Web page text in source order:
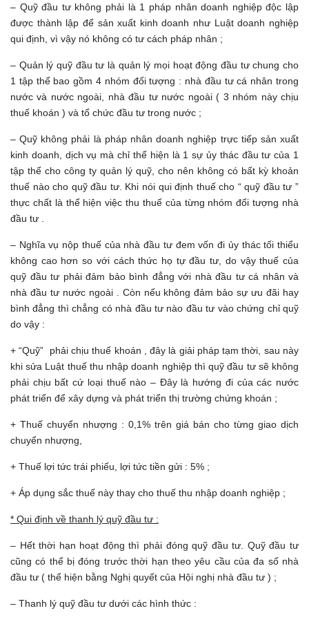
– Quỹ đầu tư không phải là 1 pháp nhân doanh nghiệp độc lập
được thành lập để sản xuất kinh doanh như Luật doanh nghiệp
qui định, vì vậy nó không có tư cách pháp nhân ;
– Quản lý quỹ đầu tư là quản lý mọi hoạt động đầu tư chung cho
1 tập thể bao gồm 4 nhóm đối tượng : nhà đầu tư cá nhân trong
nước và nước ngoài, nhà đầu tư nước ngoài ( 3 nhóm này chịu
thuế khoán ) và tổ chức đầu tư trong nước ;
– Quỹ không phải là pháp nhân doanh nghiệp trực tiếp sản xuất
kinh doanh, dịch vụ mà chỉ thể hiện là 1 sự ủy thác đầu tư của 1
tập thể cho công ty quản lý quỹ, cho nên không có bất kỳ khoản
thuế nào cho quỹ đầu tư. Khi nói qui định thuế cho “ quỹ đầu tư ”
thực chất là thể hiện việc thu thuế của từng nhóm đối tượng nhà
đầu tư .
– Nghĩa vụ nộp thuế của nhà đầu tư đem vốn đi ủy thác tối thiểu
không cao hơn so với cách thức họ tự đầu tư, do vậy thuế của
quỹ đầu tư phải đảm bảo bình đẳng với nhà đầu tư cá nhân và
nhà đầu tư nước ngoài . Còn nếu không đảm bảo sự ưu đãi hay
bình đẳng thì chẳng có nhà đầu tư nào đầu tư vào chứng chỉ quỹ
do vậy :
+ “Quỹ” phải chịu thuế khoán , đây là giải pháp tạm thời, sau này
khi sửa Luật thuế thu nhập doanh nghiệp thì quỹ đầu tư sẽ không
phải chịu bất cứ loại thuế nào – Đây là hướng đi của các nước
phát triển để xây dựng và phát triển thị trường chứng khoán ;
+ Thuế chuyển nhượng : 0,1% trên giá bán cho từng giao dịch
chuyển nhượng,
+ Thuế lợi tức trái phiếu, lợi tức tiền gửi : 5% ;
+ Áp dụng sắc thuế này thay cho thuế thu nhập doanh nghiệp ;
* Qui định về thanh lý quỹ đầu tư :
– Hết thời hạn hoạt động thì phải đóng quỹ đầu tư. Quỹ đầu tư
cũng có thể bị đóng trước thời hạn theo yêu cầu của đa số nhà
đầu tư ( thể hiện bằng Nghị quyết của Hội nghị nhà đầu tư ) ;
– Thanh lý quỹ đầu tư dưới các hình thức :